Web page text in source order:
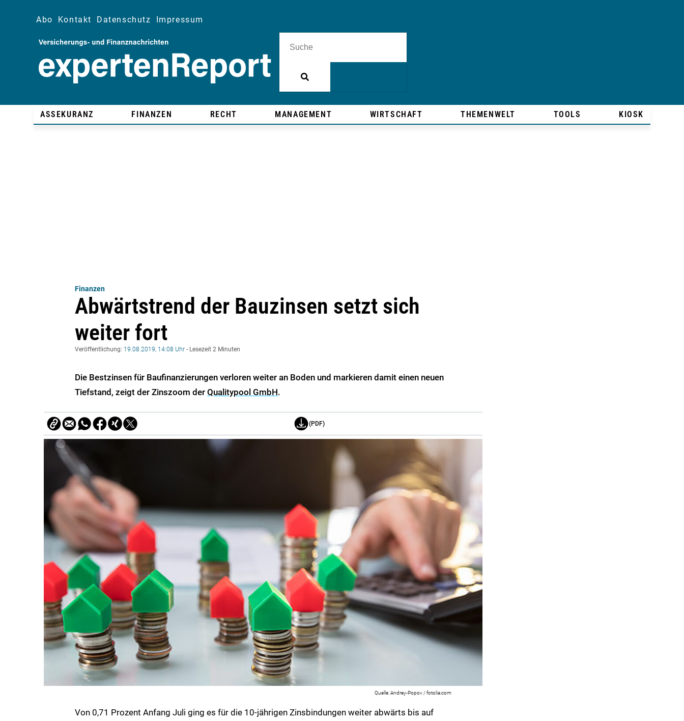
Abo Kontakt Datenschutz Impressum
ASSEKURANZ FINANZEN RECHT MANAGEMENT WIRTSCHAFT THEMENWELT TOOLS KIOSK
Finanzen
Abwärtstrend der Bauzinsen setzt sich
weiter fort
Veröffentlichung: 19.08.2019, 14:08 Uhr - Lesezeit 2 Minuten
Die Bestzinsen für Baufinanzierungen verloren weiter an Boden und markieren damit einen neuen
Tiefstand, zeigt der Zinszoom der Qualitypool GmbH.
(PDF)
Andrey-Popov / fotolia.com
Von 0,71 Prozent Anfang Juli ging es für die 10-jährigen Zinsbindungen weiter abwärts bis auf